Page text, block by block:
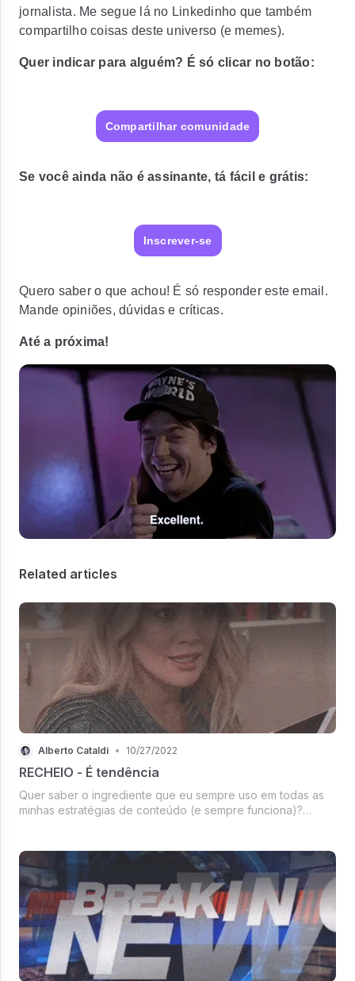
jornalista. Me segue lá no Linkedinho que também
compartilho coisas deste universo (e memes).
Quer indicar para alguém? É só clicar no botão:
Compartilhar comunidade
Se você ainda não é assinante, tá fácil e grátis:
Inscrever-se
Quero saber o que achou! É só responder este email.
Mande opiniões, dúvidas e críticas.
Até a próxima!
Related articles
Alberto Cataldi • 10/27/2022
RECHEIO - É tendência
Quer saber o ingrediente que eu sempre uso em todas as
minhas estratégias de conteúdo (e sempre funciona)?